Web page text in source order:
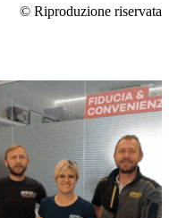
© Riproduzione riservata